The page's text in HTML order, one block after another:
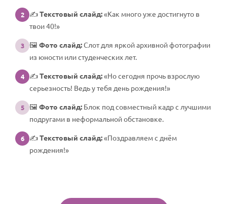
2 ✍️Текстовый слайд:«Как много уже достигнуто в
твои 40!»
3 🖼️ Фото слайд:Слот для яркой архивной фотографии
из юности или студенческих лет.
4 ✍️Текстовый слайд:«Но сегодня прочь взрослую
серьезность! Ведь у тебя день рождения!»
5 🖼️ Фото слайд: Блок под совместный кадр с лучшими
подругами в неформальной обстановке.
6 ✍️Текстовый слайд:«Поздравляем с днём
рождения!»